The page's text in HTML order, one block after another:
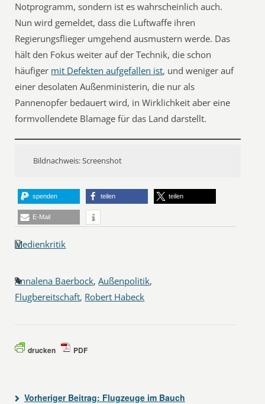
Notprogramm, sondern ist es wahrscheinlich auch.
Nun wird gemeldet, dass die Luftwaffe ihren
Regierungsflieger umgehend ausmustern werde. Das
hält den Fokus weiter auf der Technik, die schon
häufiger mit Defekten aufgefallen ist, und weniger auf
einer desolaten Außenministerin, die nur als
Pannenopfer bedauert wird, in Wirklichkeit aber eine
formvollendete Blamage für das Land darstellt.
Bildnachweis: Screenshot
spenden teilen teilen
E-Mail
Medienkritik
Annalena Baerbock,Außenpolitik,
Flugbereitschaft, Robert Habeck
drucken PDF
Vorheriger Beitrag: Flugzeuge im Bauch